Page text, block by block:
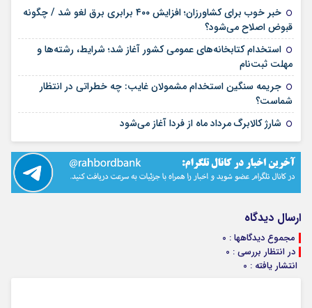
خبر خوب برای کشاورزان؛ افزایش ۴۰۰ برابری برق لغو شد / چگونه
قبوض اصلاح می‌شود؟
استخدام کتابخانه‌های عمومی کشور آغاز شد؛ شرایط، رشته‌ها و
مهلت ثبت‌نام
جریمه سنگین استخدام مشمولان غایب: چه خطراتی در انتظار
شماست؟
شارژ کالابرگ مرداد ماه از فردا آغاز می‌شود
ارسال دیدگاه
مجموع دیدگاهها : 0
در انتظار بررسی : 0
انتشار یافته : 0